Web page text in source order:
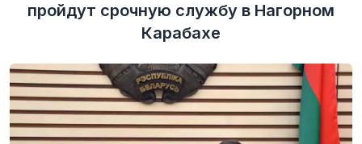
пройдут срочную службу в Нагорном
Карабахе